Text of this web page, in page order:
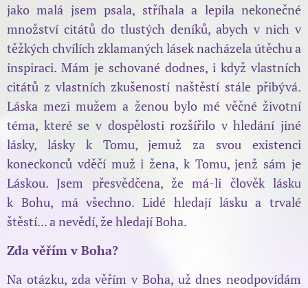
jako malá jsem psala, stříhala a lepila nekonečné
množství citátů do tlustých deníků, abych v nich v
těžkých chvílích zklamaných lásek nacházela útěchu a
inspiraci. Mám je schované dodnes, i když vlastních
citátů z vlastních zkušeností naštěstí stále přibývá.
Láska mezi mužem a ženou bylo mé věčné životní
téma, které se v dospělosti rozšířilo v hledání jiné
lásky, lásky k Tomu, jemuž za svou existenci
koneckonců vděčí muž i žena, k Tomu, jenž sám je
Láskou. Jsem přesvědčena, že má-li člověk lásku
k Bohu, má všechno. Lidé hledají lásku a trvalé
štěstí... a nevědí, že hledají Boha.
Zda věřím v Boha?
Na otázku, zda věřím v Boha, už dnes neodpovídám